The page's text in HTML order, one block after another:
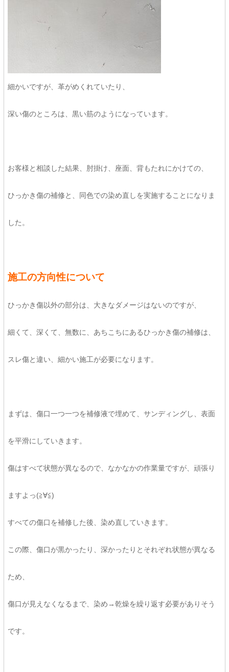
細かいですが、革がめくれていたり、
深い傷のところは、黒い筋のようになっています。
お客様と相談した結果、肘掛け、座面、背もたれにかけての、
ひっかき傷の補修と、同色での染め直しを実施することになりま
した。
施工の方向性について
ひっかき傷以外の部分は、大きなダメージはないのですが、
細くて、深くて、無数に、あちこちにあるひっかき傷の補修は、
スレ傷と違い、細かい施工が必要になります。
まずは、傷口一つ一つを補修液で埋めて、サンディングし、表面
を平滑にしていきます。
傷はすべて状態が異なるので、なかなかの作業量ですが、頑張り
ますよっ(≧∀≦)ゞ
すべての傷口を補修した後、染め直していきます。
この際、傷口が黒かったり、深かったりとそれぞれ状態が異なる
ため、
傷口が見えなくなるまで、染め→乾燥を繰り返す必要がありそう
です。